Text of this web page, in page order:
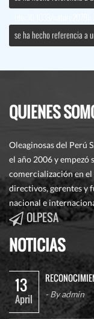
QUIENES
Oleaginosas del Perú
el año 2006 y empezó
directivos, gerentes y
nacional e
OLPESA
NOTICIAS
13
April - Byadmin
01
February